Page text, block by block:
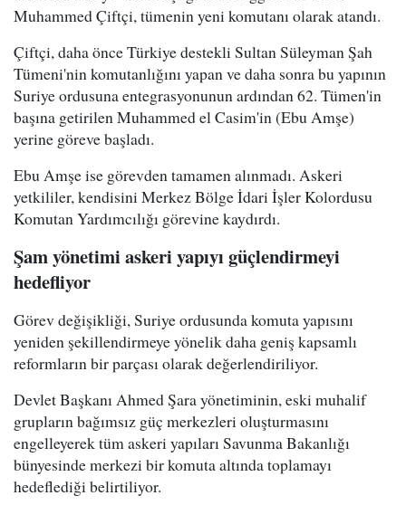
Muhammed Çiftçi, tümenin yeni komutanı olarak atandı.
Çiftçi, daha önce Türkiye destekli Sultan Süleyman Şah
Tümeni'nin komutanlığını yapan ve daha sonra bu yapının
Suriye ordusuna entegrasyonunun ardından 62. Tümen'in
başına getirilen Muhammed el Casim'in (Ebu Amşe)
yerine göreve başladı.
Ebu Amşe ise görevden tamamen alınmadı. Askeri
yetkililer, kendisini Merkez Bölge İdari İşler Kolordusu
Komutan Yardımcılığı görevine kaydırdı.
Şam yönetimi askeri yapıyı güçlendirmeyi
hedefliyor
Görev değişikliği, Suriye ordusunda komuta yapısını
yeniden şekillendirmeye yönelik daha geniş kapsamlı
reformların bir parçası olarak değerlendiriliyor.
Devlet Başkanı Ahmed Şara yönetiminin, eski muhalif
grupların bağımsız güç merkezleri oluşturmasını
engelleyerek tüm askeri yapıları Savunma Bakanlığı
bünyesinde merkezi bir komuta altında toplamayı
hedeflediği belirtiliyor.